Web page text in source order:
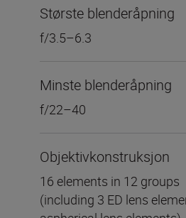
Største blenderåpning
f/3.5–6.3
Minste blenderåpning
f/22–40
Objektivkonstruksjon
16 elements in 12 groups
(including 3 ED lens